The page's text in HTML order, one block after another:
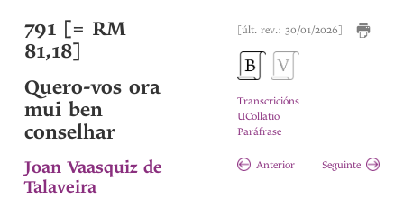
[últ. rev.: 30/01/2026]
Transcricións
UCollatio
Paráfrase
Anterior Seguinte
791 [= RM
81,18]
Quero-vos ora
mui ben
conselhar
Joan Vaasquiz de
Talaveira